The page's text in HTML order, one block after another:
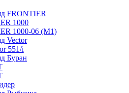
FRONTIER
1000
1000-06 (М1)
Vector
551/i
Буран